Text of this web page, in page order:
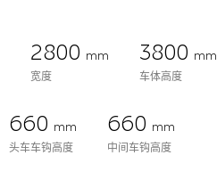
2800 mm
宽度
3800 mm
车体高度
660 mm
头车车钩高度
660 mm
中间车钩高度